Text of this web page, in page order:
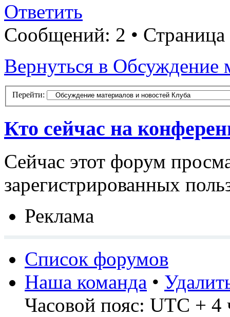
Ответить
Сообщений: 2 • Страница
Вернуться в Обсуждение
Перейти:
Кто сейчас на
Сейчас этот форум
зарегистрированных
Реклама
Список форумов
Наша команда •
Часовой пояс: UTC + 4